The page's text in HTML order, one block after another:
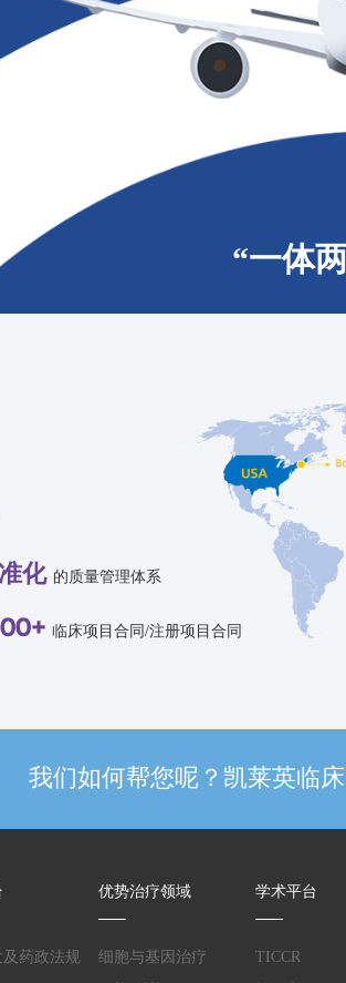
“一体
化 的质量管理体系
临床项目合同/注册项目合同
我们如何帮您呢？凯莱英临
药政法规
优势治疗领域
细胞与基因治疗
学术平台
TICCR